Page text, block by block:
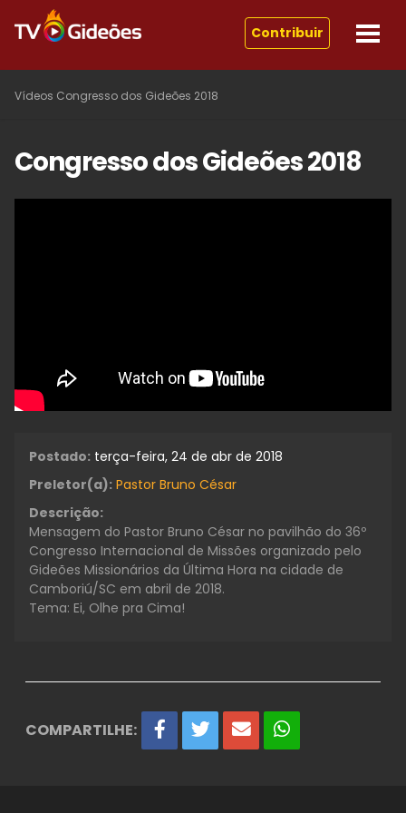
Contribuir
Vídeos Congresso dos Gideões 2018
Congresso dos Gideões 2018
Postado: terça-feira, 24 de abr de 2018
Preletor(a): Pastor Bruno César
Descrição:
Mensagem do Pastor Bruno César no pavilhão do 36º
Congresso Internacional de Missões organizado pelo
Gideões Missionários da Última Hora na cidade de
Camboriú/SC em abril de 2018.
Tema: Ei, Olhe pra Cima!
COMPARTILHE: